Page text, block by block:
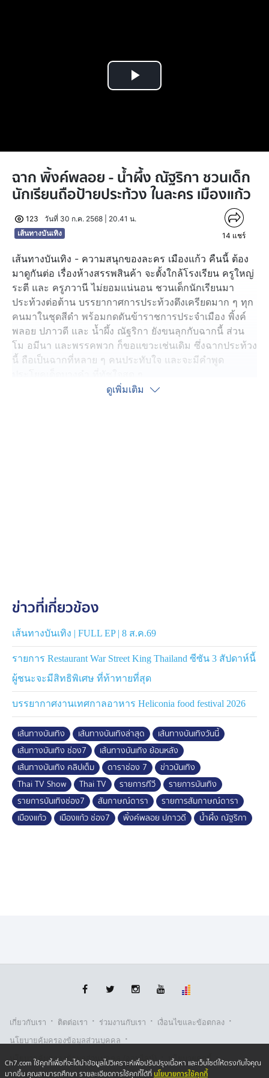
Play
ฉาก พิ้งค์พลอย - น้ำผึ้ง ณัฐริกา ชวนเด็ก
นักเรียนถือป้ายประท้วง ในละคร เมืองแก้ว
123
วันที่ 30 ก.ค. 2568 | 20.41 น.
เส้นทางบันเทิง
14 แชร์
เส้นทางบันเทิง - ความสนุกของละคร เมืองแก้ว คืนนี้ ต้อง
มาดูกันต่อ เรื่องห้างสรรพสินค้า จะตั้งใกล้โรงเรียน ครูใหญ่
ระตี และ ครูภวานี ไม่ยอมแน่นอน ชวนเด็กนักเรียนมา
ประท้วงต่อต้าน บรรยากาศการประท้วงตึงเครียดมาก ๆ ทุก
คนมาในชุดสีดำ พร้อมกดดันข้าราชการประจำเมือง พิ้งค์
พลอย ปภาวดี และ น้ำผึ้ง ณัฐริกา ยังขนลุกกับฉากนี้ ส่วน
โม อมีนา และพรรคพวก ก็ขอแขวะเช่นเดิม ซึ่งฉากประท้วง
นี้ ถือเป็นฉากที่หลาย ๆ คนประทับใจ และจะมีคำพูด
ดูเพิ่มเติม
ข่าวที่เกี่ยวข้อง
เส้นทางบันเทิง | FULL EP | 8 ส.ค.69
รายการ Restaurant War Street King Thailand ซีซัน 3 สัปดาห์นี้
ผู้ชนะจะมีสิทธิพิเศษ ที่ท้าทายที่สุด
บรรยากาศงานเทศกาลอาหาร Heliconia food festival 2026
เส้นทางบันเทิง เส้นทางบันเทิงล่าสุด
เส้นทางบันเทิงวันนี้
เส้นทางบันเทิง ช่อง7
เส้นทางบันเทิง ย้อนหลัง
เส้นทางบันเทิง คลิปเต็ม
ดาราช่อง 7
ข่าวบันเทิง
Thai TV Show
Thai TV รายการทีวี
รายการบันเทิง
รายการบันเทิงช่อง7
สัมภาษณ์ดารา
รายการสัมภาษณ์ดารา
เมืองแก้ว
เมืองแก้ว ช่อง7 พิ้งค์พลอย ปภาวดี น้ำผึ้ง ณัฐริกา
เกี่ยวกับเรา · ติตต่อเรา · ร่วมงานกับเรา · เงื่อนไขและข้อตกลง ·
นโยบายคุ้มครองข้อมูลส่วนบุคคล ·
นโยบายคุ้มครองข้อมูลส่วนบุคคล (ออนไลน์) · นโยบายคุกกี้ ·
Ch7.com ใช้คุกกี้เพื่อที่จะได้นำข้อมูลไปวิเคราะห์เพื่อปรับปรุงเนื้อหา และเว็บไซต์ให้ตรงกับใจคุณ
มากขึ้น คุณสามารถศึกษา รายละเอียดการใช้คุกกี้ได้ที่นโยบายการใช้คุกกี้